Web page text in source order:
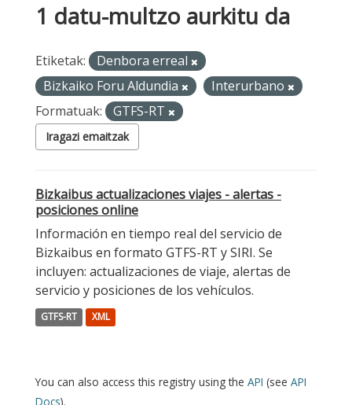
1 datu-multzo aurkitu da
Etiketak:
Denbora erreal
Bizkaiko Foru Aldundia
Interurbano
Formatuak:
GTFS-RT
Iragazi emaitzak
Bizkaibus actualizaciones viajes - alertas -
posiciones online
Información en tiempo real del servicio de
Bizkaibus en formato GTFS-RT y SIRI. Se
incluyen: actualizaciones de viaje, alertas de
servicio y posiciones de los vehículos.
GTFS-RT XML
You can also access this registry using the API (see API
Docs).